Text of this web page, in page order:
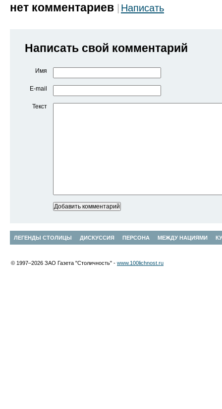
нет комментариев Написать
Написать свой комментарий
Имя
E-mail
Текст
ЛЕГЕНДЫ СТОЛИЦЫ ДИСКУССИЯ ПЕРСОНА МЕЖДУ НАЦИЯМИ
© 1997–2026 ЗАО Газета "Столичность" - www.100lichnost.ru